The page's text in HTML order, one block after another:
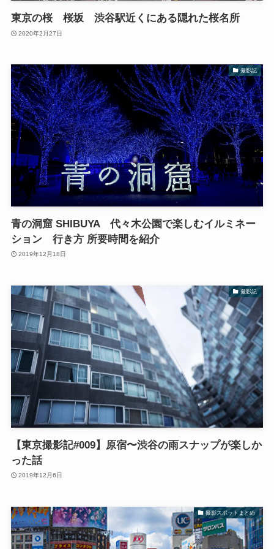
東京の桜 桜坂 渋谷駅近くにある隠れた桜名所
2020年2月27日
撮影記
青の洞窟 SHIBUYA 代々木公園で楽しむイルミネー
ション 行き方 所要時間を紹介
2019年12月18日
撮影記
【東京撮影記#009】原宿〜渋谷の雨スナップが楽しか
った話
2019年12月6日
撮影スポットまとめ